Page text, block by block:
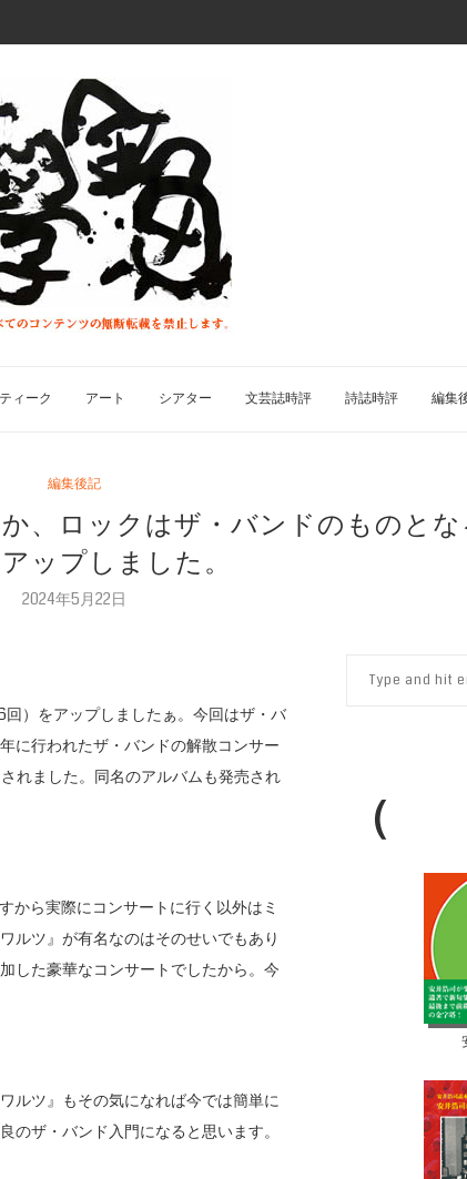
ィーク アート シアター 文芸誌時評 詩誌時評 編集
編集後記
、ロックはザ・バンドのものと
ップしました。
2024年5月22日
）をアップしましたぁ。今回はザ・バ
に行われたザ・バンドの解散コンサー
れました。同名のアルバムも発売され
から実際にコンサートに行く以外はミ
ルツ』が有名なのはそのせいでもあり
した豪華なコンサートでしたから。今
ルツ』もその気になれば今では簡単に
ザ・バンド入門になると思います。